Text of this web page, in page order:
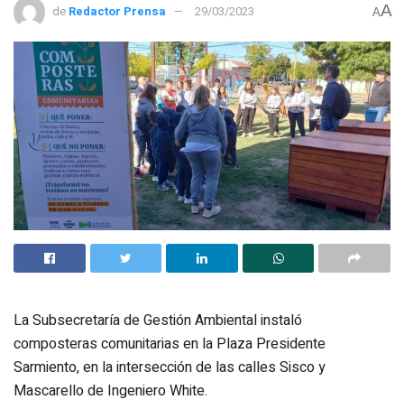
de Redactor Prensa 29/03/2023 AA
La Subsecretaría de Gestión Ambiental instaló
composteras comunitarias en la Plaza Presidente
Sarmiento, en la intersección de las calles Sisco y
Mascarello de Ingeniero White.